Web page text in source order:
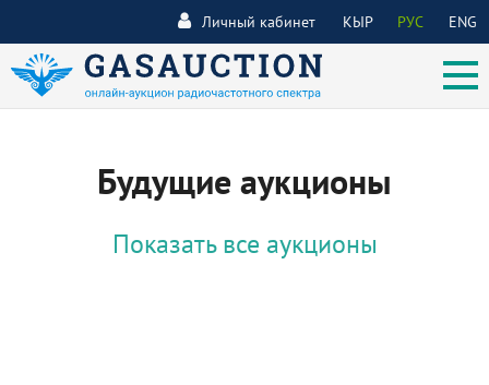
КЫР РУС ENG
Личный кабинет
Будущие аукционы
Показать все аукционы